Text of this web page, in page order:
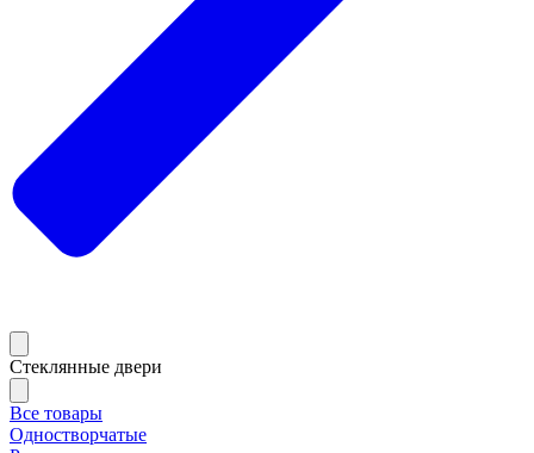
Стеклянные двери
Все товары
Одностворчатые